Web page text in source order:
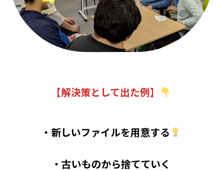
【解決策として出た例】
・新しいファイルを用意する
・古いものから捨てていく